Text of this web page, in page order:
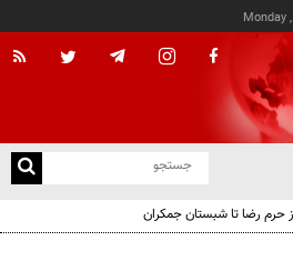
Monday
حرم رضا تا شبستان جمکران